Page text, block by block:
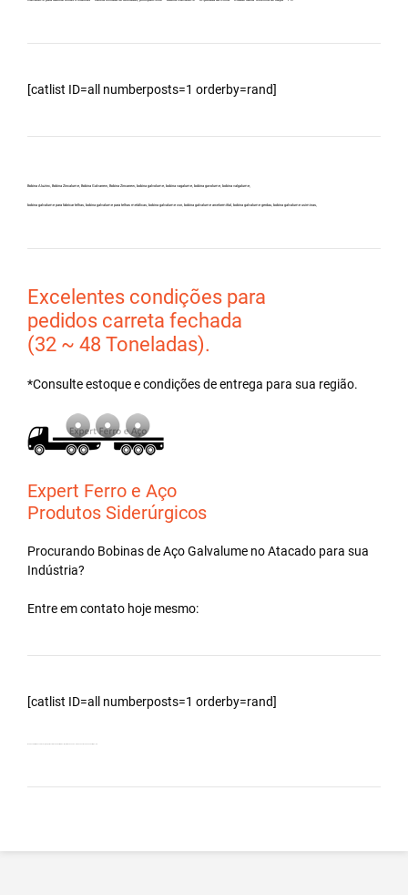
[catlist ID=all numberposts=1 orderby=rand]
Bobina Aluzinc, Bobina Zincalume, Bobina Galvanew, Bobina Zincanew, bobina galvolume, bobina vagalume, bobina gavolume, bobina valgalume,
bobina galvalume para fabricar telhas, bobina galvalume para telhas metálicas, bobina galvalume csn, bobina galvalume arcelormittal, bobina galvalume gerdau, bobina galvalume usiminas,
Excelentes condições para
pedidos carreta fechada
(32 ~ 48 Toneladas).
*Consulte estoque e condições de entrega para sua região.
Expert Ferro e Aço
Produtos Siderúrgicos
Procurando Bobinas deAço Galvalume noAtacado para sua
Indústria?
Entre em contato hoje mesmo:
[catlist ID=all numberposts=1 orderby=rand]